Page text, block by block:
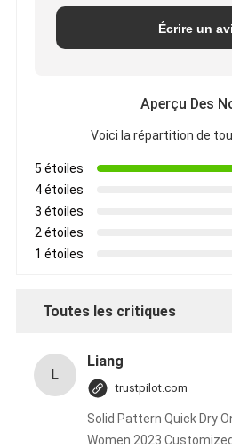
Écrire un
Aperçu Des
Voici la répartition de
5 étoiles
4 étoiles
3 étoiles
2 étoiles
1 étoiles
Toutes les critiques
L
Liang
trustpilot.com
Solid Pattern Quick Dry
Women 2023